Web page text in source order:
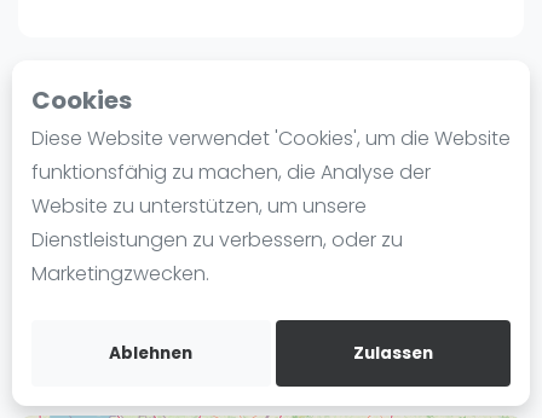
Cookies
Diese Website verwendet 'Cookies', um die Website
funktionsfähig zu machen, die Analyse der
Website zu unterstützen, um unsere
Dienstleistungen zu verbessern, oder zu
Marketingzwecken.
Ablehnen Zulassen
Blog
Die Geschichte von Padel
Regeln und Punktzählung
Padel Schläge
Video
Playtomic
Padelon Essen | Essen
Worringstr. 250a
45289Essen
Routebeschrijving